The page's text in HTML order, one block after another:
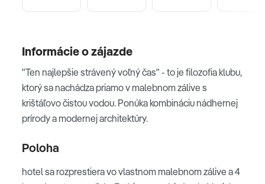
Informácie o zájazde
"Ten najlepšie strávený voľný čas" - to je filozofia klubu,
ktorý sa nachádza priamo v malebnom zálive s
krištáľovo čistou vodou. Ponúka kombináciu nádhernej
prírody a modernej architektúry.
Poloha
hotel sa rozprestiera vo vlastnom malebnom zálive a 4